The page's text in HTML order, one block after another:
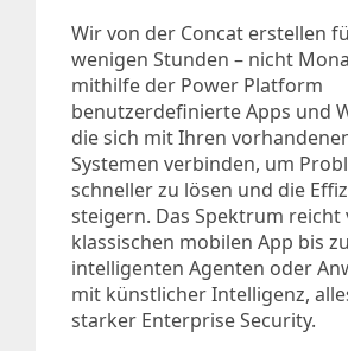
Wir von der Concat erstellen
wenigen Stunden – nicht
mithilfe der Power Platform
benutzerdefinierte Apps und
die sich mit Ihren
Systemen verbinden, um
schneller zu lösen und die
steigern. Das Spektrum reicht
klassischen mobilen App bis zu
intelligenten Agenten oder
mit künstlicher Intelligenz,
starker Enterprise Security.